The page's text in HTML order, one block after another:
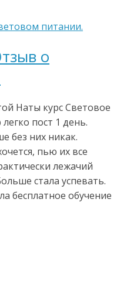
о
Наты курс Световое
пост 1 день.
без них никак.
пью их все
лежачий
стала успевать.
бесплатное обучение